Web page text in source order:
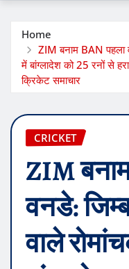
Home
ZIM बनाम BAN पहला
में बांग्लादेश को 25 रनों से
क्रिकेट समाचार
CRICKET
ZIM
वनडे:
वाले